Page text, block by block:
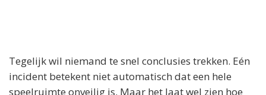
Tegelijk wil niemand te snel conclusies trekken. Eén
incident betekent niet automatisch dat een hele
speelruimte onveilig is. Maar het laat wel zien hoe